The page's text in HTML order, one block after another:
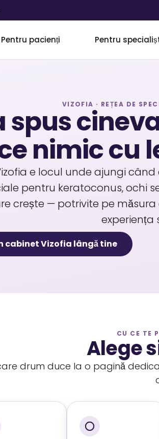
Pentru pacienți Pentru
VIZOFIA · REȚEA DE
spus
nimic cu
e locul unde ajungi
pentru keratoconus, ochi
crește — potrivite pe
experiența
cabinet Vizofia lângă tine
CU CE TE
Alege
drum duce la o pagină